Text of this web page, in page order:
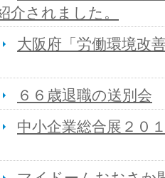
されました。
大阪府「労働環境改
６６歳退職の送別会
中小企業総合展２０